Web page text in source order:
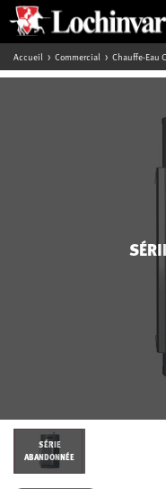
Accueil Commercial Chauffe-Eau
SÉRIE
ABANDONNÉE